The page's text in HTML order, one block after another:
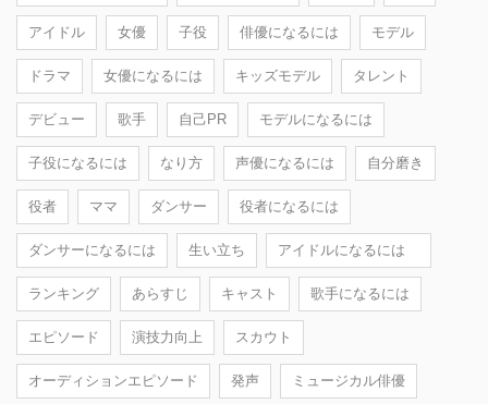
アイドル 女優 子役 俳優になるには モデル
ドラマ 女優になるには キッズモデル タレント
デビュー 歌手 自己PR モデルになるには
子役になるには なり方 声優になるには 自分磨き
役者 ママ ダンサー 役者になるには
ダンサーになるには 生い立ち アイドルになるには
ランキング あらすじ キャスト 歌手になるには
エピソード 演技力向上 スカウト
オーディションエピソード 発声 ミュージカル俳優